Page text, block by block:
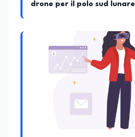
drone per il polo sud lunare